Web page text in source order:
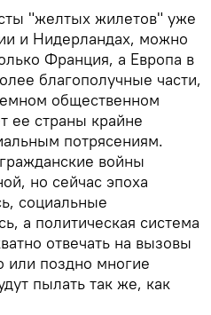
"желтых жилетов" уже
и Нидерландах, можно
Франция, а Европа в
благополучные части,
общественном
ее страны крайне
потрясениям.
войны
но сейчас эпоха
социальные
а политическая система
отвечать на вызовы
или поздно многие
пылать так же, как